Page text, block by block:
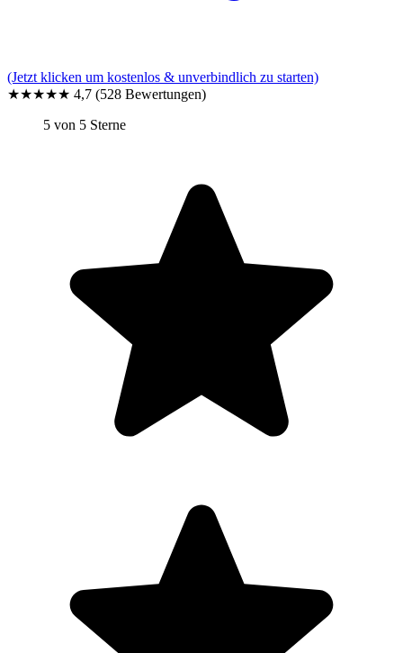
(Jetzt klicken um kostenlos & unverbindlich zu starten)
★★★★★ 4,7 (528 Bewertungen)
5 von 5 Sterne